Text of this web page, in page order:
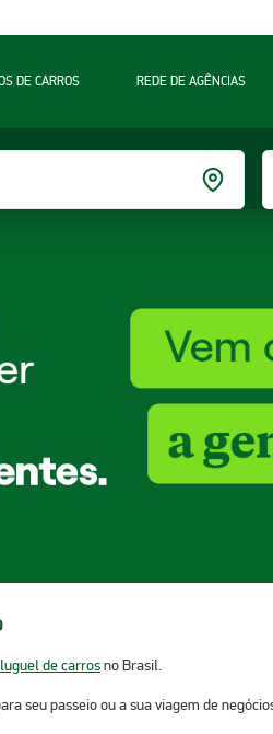
DE CARROS
REDE DE AGÊNCIAS
de carrosno Brasil.
seu passeio ou a sua viagem de